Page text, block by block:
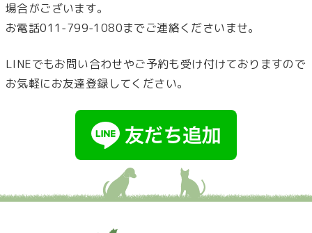
場合がございます。
お電話011-799-1080までご連絡くださいませ。
LINEでもお問い合わせやご予約も受け付けておりますので
お気軽にお友達登録してください。